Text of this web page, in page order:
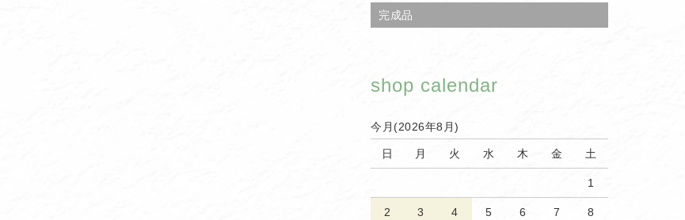
完成品
shop calendar
今月(2026年8月)
日 月 火 水 木 金 土
1
2 3 4 5 6 7 8